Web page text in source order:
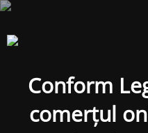
Conform
comerțul